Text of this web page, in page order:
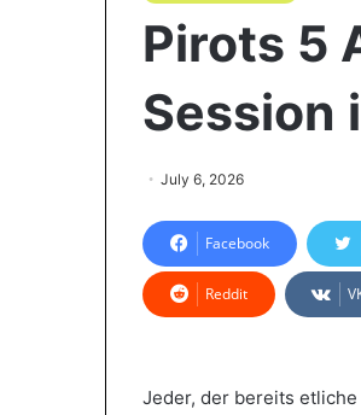
Pirots 5
Session
July 6, 2026
Facebook
Reddit
Jeder, der bereits